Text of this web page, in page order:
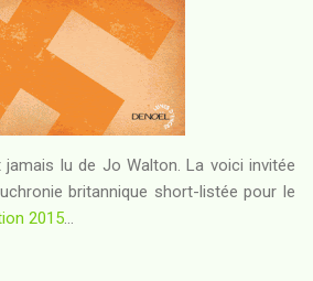
lu de Jo Walton. La voici invitée
britannique short-listée pour le
2015